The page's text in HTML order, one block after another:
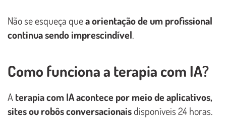
Não se esqueça quea orientação de um profissional
continua sendo imprescindível.
Como funciona a terapia com IA?
A terapia com IA acontece por meio de aplicativos,
sites ou robôs conversacionaisdisponíveis 24 horas.